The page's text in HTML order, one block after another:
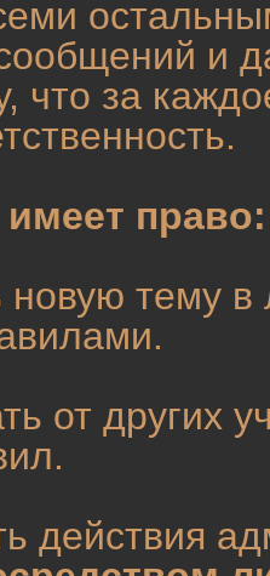
и
что за
имеет право:
новую тему
от других
действия